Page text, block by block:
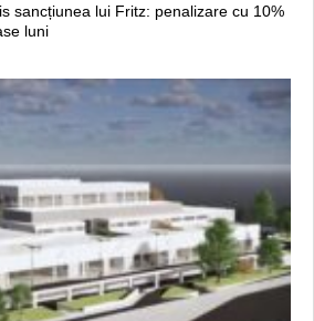
sancțiunea lui Fritz: penalizare cu 10%
luni